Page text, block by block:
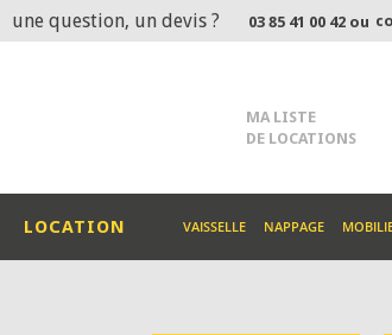
une question, un devis ? 03 85 41 00 42 ou
MA LISTE
DE LOCATIONS
LOCATION VAISSELLE NAPPAGE